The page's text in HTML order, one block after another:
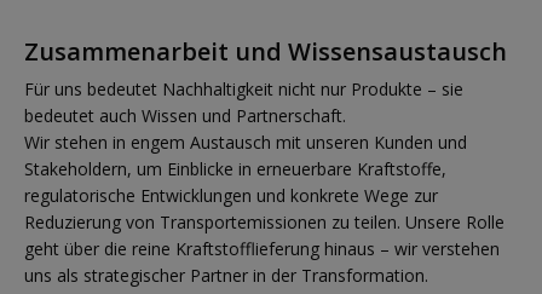
Zusammenarbeit und Wissensaustausch
Für uns bedeutet Nachhaltigkeit nicht nur Produkte – sie
bedeutet auch Wissen und Partnerschaft.
Wir stehen in engem Austausch mit unseren Kunden und
Stakeholdern, um Einblicke in erneuerbare Kraftstoffe,
regulatorische Entwicklungen und konkrete Wege zur
Reduzierung von Transportemissionen zu teilen. Unsere Rolle
geht über die reine Kraftstofflieferung hinaus – wir verstehen
uns als strategischer Partner in der Transformation.